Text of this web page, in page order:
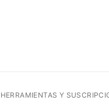
HERRAMIENTAS Y